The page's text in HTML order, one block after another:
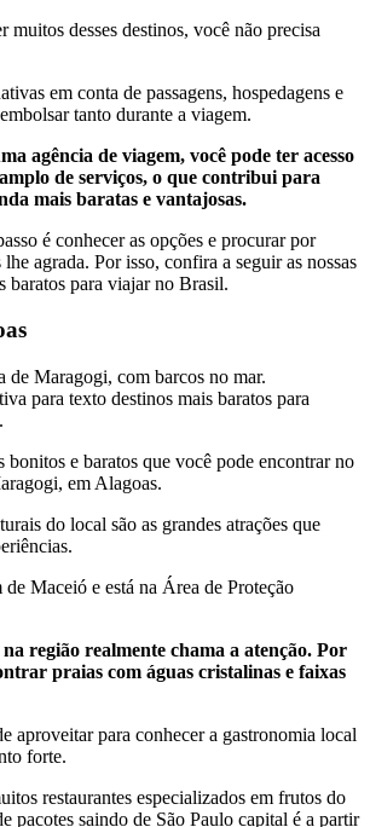
muitos desses destinos, você não precisa
em conta de passagens, hospedagens e
tanto durante a viagem.
agência de viagem, você pode ter acesso
de serviços, o que contribui para
mais baratas e vantajosas.
é conhecer as opções e procurar por
agrada. Por isso, confira a seguir as nossas
baratos para viajar no Brasil.
bonitos e baratos que você pode encontrar no
em Alagoas.
do local são as grandes atrações que
Maceió e está na Área de Proteção
região realmente chama a atenção. Por
praias com águas cristalinas e faixas
aproveitar para conhecer a gastronomia local
forte.
restaurantes especializados em frutos do
pacotes saindo de São Paulo capital é a partir